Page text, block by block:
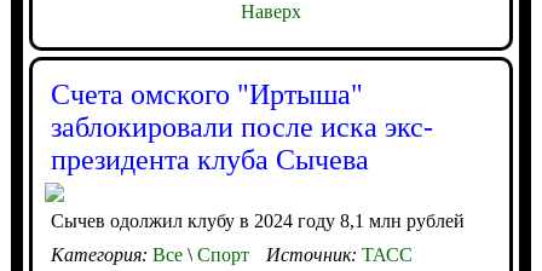
Наверх
Счета омского "Иртыша"
заблокировали после иска экс-
президента клуба Сычева
Сычев одолжил клубу в 2024 году 8,1 млн рублей
Категория: Все\Спорт Источник: ТАСС